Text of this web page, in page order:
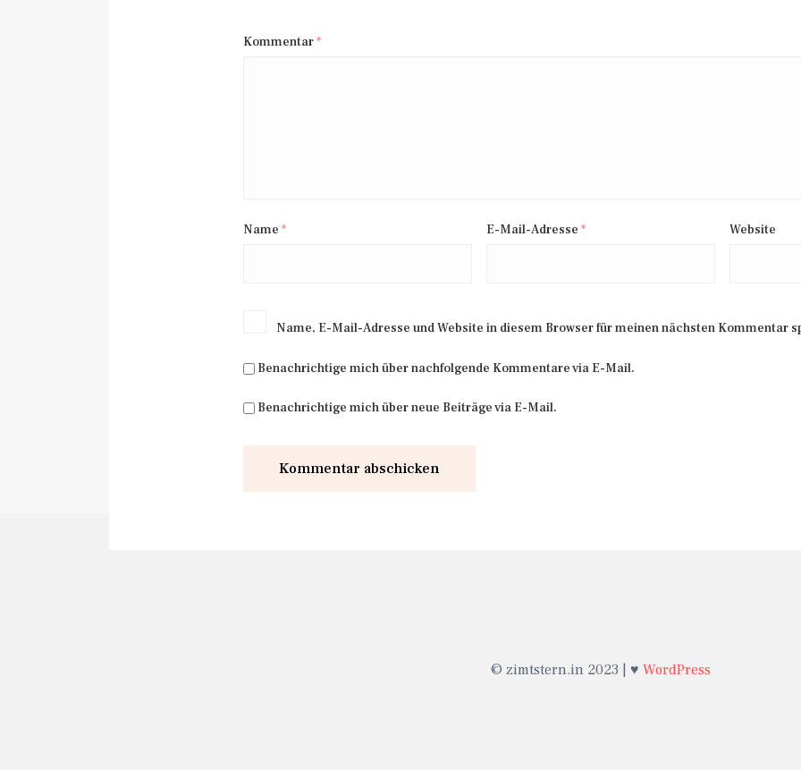
Kommentar*
Name * E-Mail-Adresse * Website
Name, E-Mail-Adresse und Website in diesem Browser für meinen nächsten Kommentar
Benachrichtige mich über nachfolgende Kommentare via E-Mail.
Benachrichtige mich über neue Beiträge via E-Mail.
© zimtstern.in 2023 | ♥ WordPress